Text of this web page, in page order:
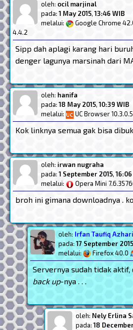
oleh: ocil marjinal
pada:1 May 2015,13:46 WIB
melalui:
Google Chrome
4.4.2
Sipp dah aplagi karang hari
denger lagunya marsinah dari
oleh: hanifa
pada:18 May 2015,10:39 WIB
melalui:
UC Browser
Kok linknya semua gak bisa
oleh: irwan nugraha
pada:1 September 2015,
melalui:
Opera Mini
broh ini gimana downloadnya .
oleh: Irfan Taufiq Azhari
pada:17 September 2015
melalui:
Firefox 40.0
Servernya sudah tidak aktif,
back up-nya . . .
oleh: Nely Erlina
pada:18